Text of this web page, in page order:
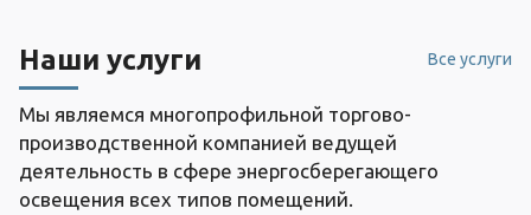
Все услуги
Наши услуги
Мы являемся многопрофильной торгово-
производственной компанией ведущей
деятельность в сфере энергосберегающего
освещения всех типов помещений.